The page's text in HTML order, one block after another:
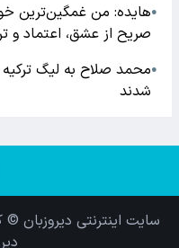
●هایده: من غمگین‌ترین
صریح از عشق، اعتماد و
●محمد صلاح به لیگ
شدند
سایت اینترنتی دیروزبان